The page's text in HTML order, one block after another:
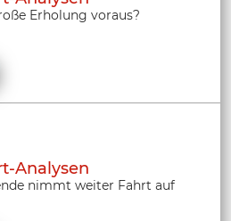
Erholung voraus?
Analysen
nimmt weiter Fahrt auf